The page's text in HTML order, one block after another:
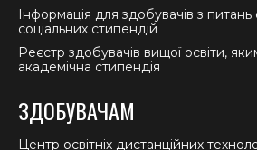
Інформація для здобувачів з
соціальних стипендій
Реєстр здобувачів вищої освіти,
академічна стипендія
ЗДОБУВАЧАМ
Центр освітніх дистанційних